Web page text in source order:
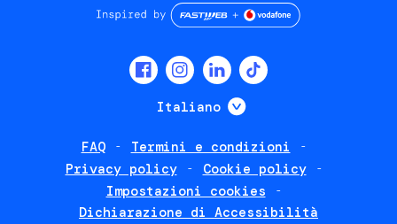
Italiano Mostra ulteriori
FAQ
Termini e condizioni
Privacy policy
Cookie policy
Impostazioni cookies
Dichiarazione di Accessibilità